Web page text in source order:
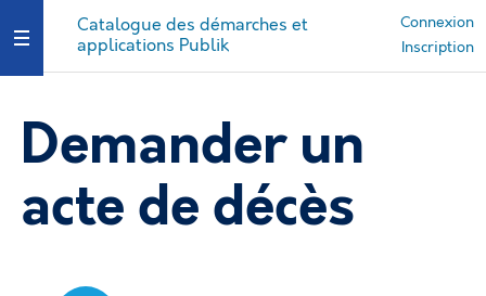
Catalogue des démarches et
applications Publik
Connexion
Inscription
Ouvrir le menu
Demander un
acte de décès